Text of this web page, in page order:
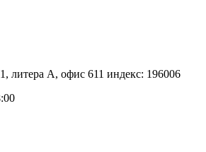
литера А, офис 611 индекс: 196006